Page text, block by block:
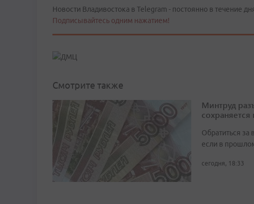
Новости Владивостока в Telegram - постоянно в течение
Подписывайтесь одним нажатием!
Смотрите также
Минтруд
Обратиться
если в
сегодня, 18:33